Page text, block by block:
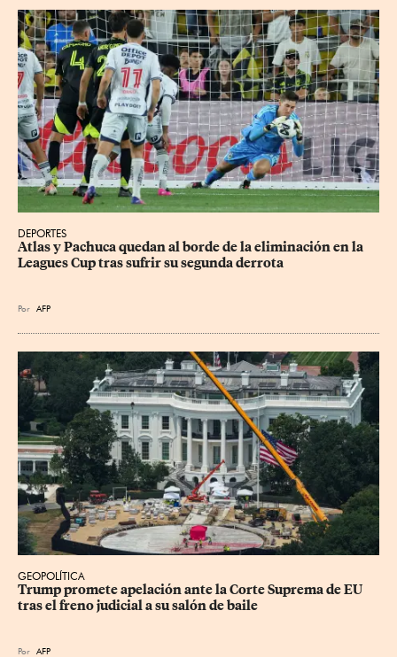
DEPORTES
Atlas y Pachuca quedan al borde de la eliminación en la
Leagues Cup tras sufrir su segunda derrota
Por AFP
GEOPOLÍTICA
Trump promete apelación ante la Corte Suprema de EU
tras el freno judicial a su salón de baile
Por AFP